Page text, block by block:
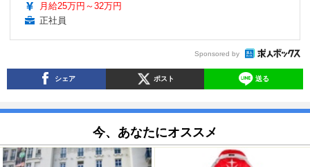
月給25万円～32万円
正社員
Sponsored by
シェア ポスト 送る
今、あなたにオススメ